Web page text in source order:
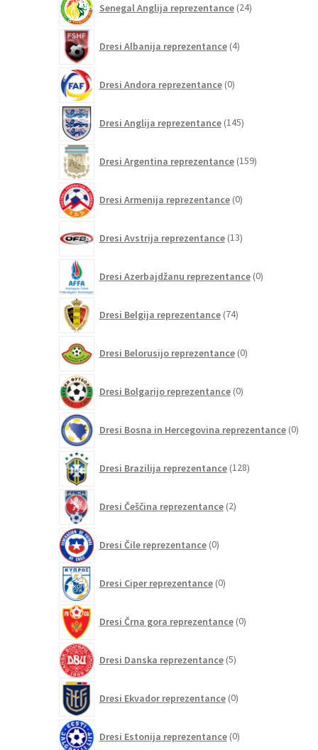
Senegal Anglija reprezentance 24izdelkov
Dresi Albanija reprezentance 4izdelki
Dresi Andora reprezentance 0izdelkov
Dresi Anglija reprezentance 145izdelkov
Dresi Argentina reprezentance 159izdelkov
Dresi Armenija reprezentance 0izdelkov
Dresi Avstrija reprezentance 13izdelkov
Dresi Azerbajdžanu reprezentance 0izdelkov
Dresi Belgija reprezentance 74izdelkov
Dresi Belorusijo reprezentance 0izdelkov
Dresi Bolgarijo reprezentance 0izdelkov
Dresi Bosna in Hercegovina reprezentance 0
Dresi Brazilija reprezentance 128izdelkov
Dresi Češčina reprezentance 2izdelka
Dresi Čile reprezentance 0izdelkov
Dresi Ciper reprezentance 0izdelkov
Dresi Črna gora reprezentance 0izdelkov
Dresi Danska reprezentance 5izdelkov
Dresi Ekvador reprezentance 0izdelkov
Dresi Estonija reprezentance 0izdelkov